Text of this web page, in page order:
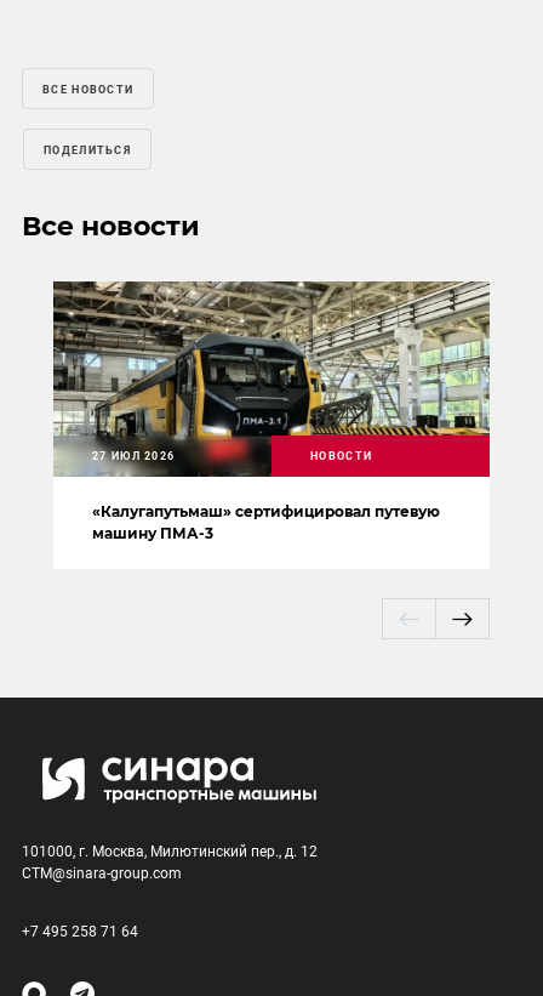
ВСЕ НОВОСТИ
ПОДЕЛИТЬСЯ
Все новости
«Калугапутьмаш» сертифицировал путевую
машину ПМА-3
27 ИЮЛ 2026 НОВОСТИ
101000, г. Москва, Милютинский пер., д. 12
CTM@sinara-group.com
+7 495 258 71 64